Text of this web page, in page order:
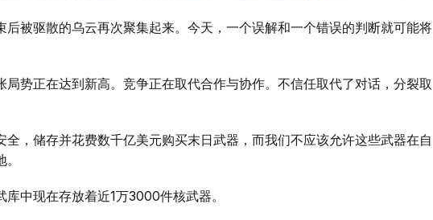
后被驱散的乌云再次聚集起来。今天，一个误解和一个错误的判断就可能将
局势正在达到新高。竞争正在取代合作与协作。不信任取代了对话，分裂取
全，储存并花费数千亿美元购买末日武器，而我们不应该允许这些武器在自
中现在存放着近1万3000件核武器。